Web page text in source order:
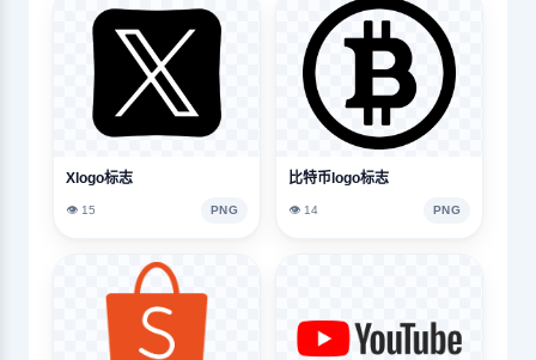
Xlogo标志
👁️ 15 PNG
比特币logo标志
👁️ 14 PNG